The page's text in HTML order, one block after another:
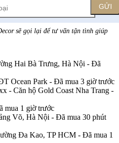
GỬI
sẽ gọi lại để tư vấn tận tình giúp
Hai Bà Trưng, Hà Nội - Đã
Ocean Park - Đã mua 3 giờ trước
- Căn hộ Gold Coast Nha Trang -
mua 1 giờ trước
Võ, Hà Nội - Đã mua 30 phút
Đa Kao, TP HCM - Đã mua 1